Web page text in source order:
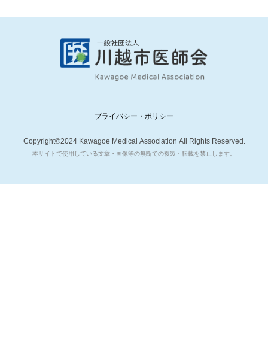
プライバシー・ポリシー
Copyright©2024 Kawagoe Medical Association All Rights Reserved.
本サイトで使用している文章・画像等の無断での複製・転載を禁止します。